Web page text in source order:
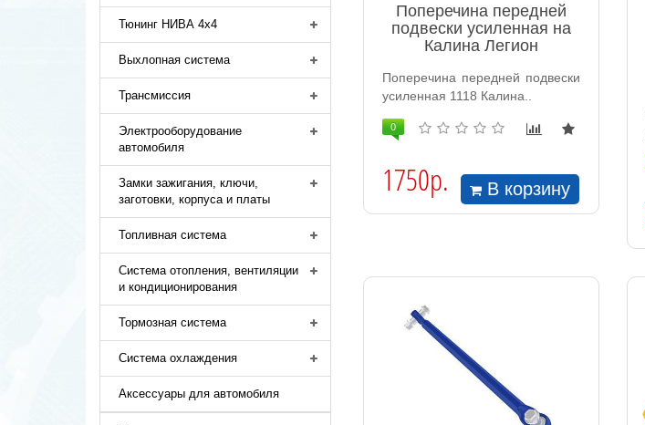
Тюнинг НИВА 4х4
Выхлопная система
Трансмиссия
Электрооборудование
автомобиля
Замки зажигания, ключи,
заготовки, корпуса и платы
Топливная система
Система отопления, вентиляции
и кондиционирования
Тормозная система
Система охлаждения
Аксессуары для автомобиля
Поперечина передней
подвески усиленная на
Калина Легион
Поперечина передней подвески
усиленная 1118 Калина..
0
1750р. В корзину